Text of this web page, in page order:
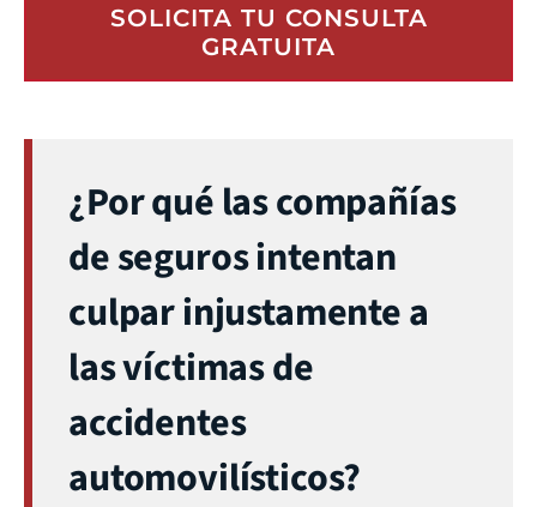
SOLICITA TU CONSULTA
GRATUITA
¿Por qué las compañías
de seguros intentan
culpar injustamente a
las víctimas de
accidentes
automovilísticos?